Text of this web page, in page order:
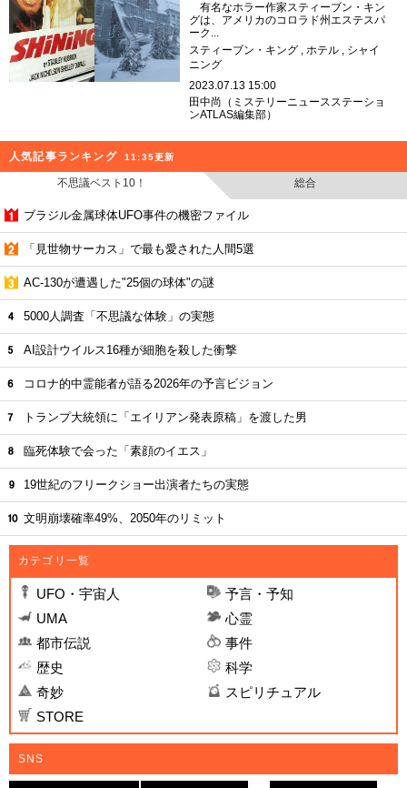
有名なホラー作家スティーブン・キン
グは、アメリカのコロラド州エステスパ
ーク...
スティーブン・キング
ホテル
シャイ
ニング
2023.07.13 15:00
田中尚（ミステリーニュースステーショ
ンATLAS編集部）
人気記事ランキング 11:35更新
不思議ベスト10！ 総合
ブラジル金属球体UFO事件の機密ファイル
「見世物サーカス」で最も愛された人間5選
AC-130が遭遇した"25個の球体"の謎
5000人調査「不思議な体験」の実態
AI設計ウイルス16種が細胞を殺した衝撃
コロナ的中霊能者が語る2026年の予言ビジョン
トランプ大統領に「エイリアン発表原稿」を渡した男
臨死体験で会った「素顔のイエス」
19世紀のフリークショー出演者たちの実態
文明崩壊確率49%、2050年のリミット
カテゴリ一覧
UFO・宇宙人
予言・予知
UMA
心霊
都市伝説
事件
歴史
科学
奇妙
スピリチュアル
STORE
SNS